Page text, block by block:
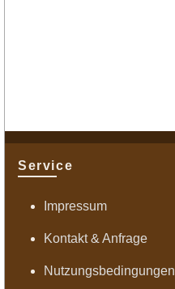
Service
Impressum
Kontakt & Anfrage
Nutzungsbedingungen